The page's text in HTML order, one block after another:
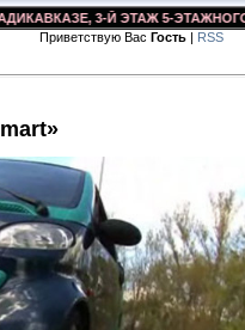
3-Й ЭТАЖ 5-ЭТАЖНОГО
Приветствую Вас Гость | RSS